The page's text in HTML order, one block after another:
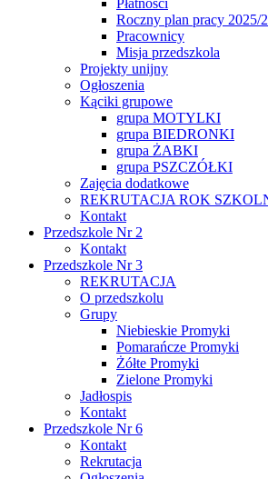
Płatności
Roczny plan pracy 2025/
Pracownicy
Misja przedszkola
Projekty unijny
Ogłoszenia
Kąciki grupowe
grupa MOTYLKI
grupa BIEDRONKI
grupa ŻABKI
grupa PSZCZÓŁKI
Zajęcia dodatkowe
REKRUTACJA ROK
Kontakt
Przedszkole Nr 2
Kontakt
Przedszkole Nr 3
REKRUTACJA
O przedszkolu
Grupy
Niebieskie Promyki
Pomarańcze Promyki
Żółte Promyki
Zielone Promyki
Jadłospis
Kontakt
Przedszkole Nr 6
Kontakt
Rekrutacja